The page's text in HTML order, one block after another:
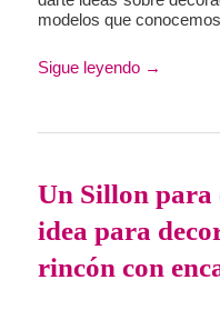
modelos que
Sigue leyendo →
Un Sillon para
idea para
rincón con